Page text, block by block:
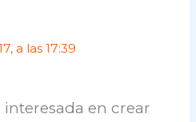
a las 17:39
en crear